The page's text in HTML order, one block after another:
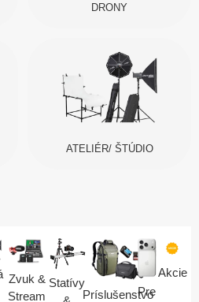
DRONY
ATELIÉR/ ŠTÚDIO
Zvuk &
Stream
Statívy
Príslušenstvo
Pre
Akcie